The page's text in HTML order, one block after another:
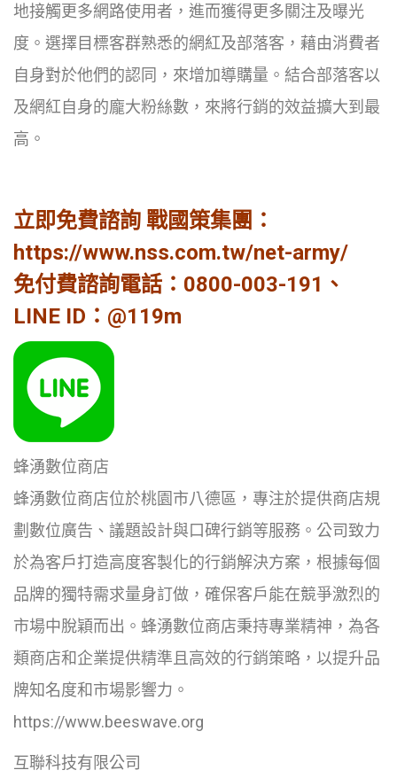
地接觸更多網路使用者，進而獲得更多關注及曝光
度。選擇目標客群熟悉的網紅及部落客，藉由消費者
自身對於他們的認同，來增加導購量。結合部落客以
及網紅自身的龐大粉絲數，來將行銷的效益擴大到最
高。
立即免費諮詢 戰國策集團：
https://www.nss.com.tw/net-army/
免付費諮詢電話： 0800-003-191 、
LINE ID：@119m
蜂湧數位商店
蜂湧數位商店位於桃園市八德區，專注於提供商店規
劃數位廣告、議題設計與口碑行銷等服務。公司致力
於為客戶打造高度客製化的行銷解決方案，根據每個
品牌的獨特需求量身訂做，確保客戶能在競爭激烈的
市場中脫穎而出。蜂湧數位商店秉持專業精神，為各
類商店和企業提供精準且高效的行銷策略，以提升品
牌知名度和市場影響力。
https://www.beeswave.org
互聯科技有限公司